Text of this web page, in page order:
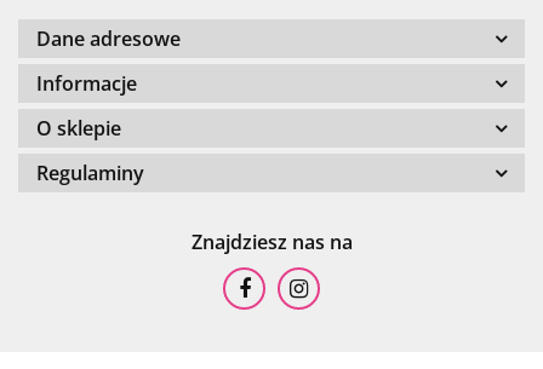
Dane adresowe
Informacje
O sklepie
Regulaminy
Znajdziesz nas na